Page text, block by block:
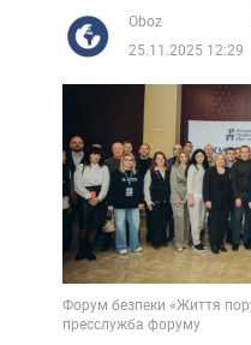
Oboz
25.11.2025 12:29
Форум безпеки «Життя
пресслужба форуму